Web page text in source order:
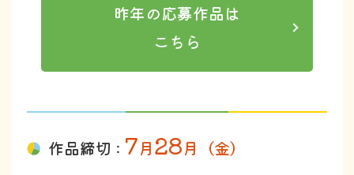
昨年の応募作品は
こちら
作品締切 : 7月28月（金）